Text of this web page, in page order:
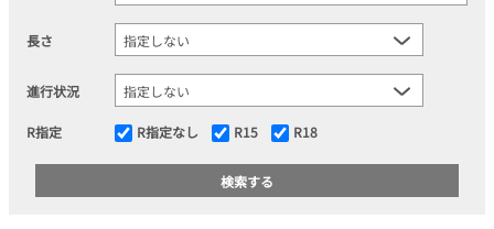
長さ
進行状況
R指定 R指定なし R15 R18